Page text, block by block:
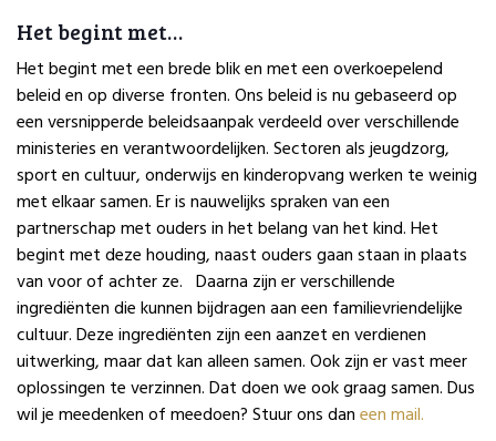
Het begint met…
Het begint met een brede blik en met een overkoepelend
beleid en op diverse fronten. Ons beleid is nu gebaseerd op
een versnipperde beleidsaanpak verdeeld over verschillende
ministeries en verantwoordelijken. Sectoren als jeugdzorg,
sport en cultuur, onderwijs en kinderopvang werken te weinig
met elkaar samen. Er is nauwelijks spraken van een
partnerschap met ouders in het belang van het kind. Het
begint met deze houding, naast ouders gaan staan in plaats
van voor of achter ze. Daarna zijn er verschillende
ingrediënten die kunnen bijdragen aan een familievriendelijke
cultuur. Deze ingrediënten zijn een aanzet en verdienen
uitwerking, maar dat kan alleen samen. Ook zijn er vast meer
oplossingen te verzinnen. Dat doen we ook graag samen. Dus
wil je meedenken of meedoen? Stuur ons daneen mail.